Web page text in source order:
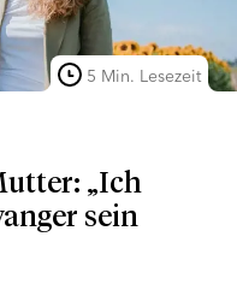
5 Min. Lesezeit
„Ich
sein